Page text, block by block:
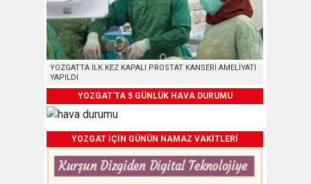
YOZGATTA İLK KEZ KAPALI PROSTAT KANSERİ AMELİYATI
YAPILDI
YOZGAT'TA 5 GÜNLÜK HAVA DURUMU
YOZGAT İÇİN GÜNÜN NAMAZ VAKİTLERİ